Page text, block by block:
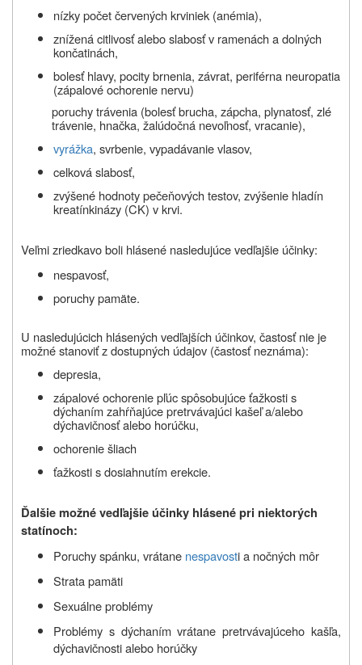
nízky počet červených krviniek (anémia),
znížená citlivosť alebo slabosť v ramenách a dolných
končatinách,
bolesť hlavy, pocity brnenia, závrat, periférna neuropatia
(zápalové ochorenie nervu)
poruchy trávenia (bolesť brucha, zápcha, plynatosť, zlé
trávenie, hnačka, žalúdočná nevoľnosť, vracanie),
vyrážka, svrbenie, vypadávanie vlasov,
celková slabosť,
zvýšené hodnoty pečeňových testov, zvýšenie hladín
kreatínkinázy (CK) v krvi.
Veľmi zriedkavo boli hlásené nasledujúce vedľajšie účinky:
nespavosť,
poruchy pamäte.
U nasledujúcich hlásených vedľajších účinkov, častosť nie je
možné stanoviť z dostupných údajov (častosť neznáma):
depresia,
zápalové ochorenie pľúc spôsobujúce ťažkosti s
dýchaním zahŕňajúce pretrvávajúci kašeľ a/alebo
dýchavičnosť alebo horúčku,
ochorenie šliach
ťažkosti s dosiahnutím erekcie.
Ďalšie možné vedľajšie účinky hlásené pri niektorých
statínoch:
Poruchy spánku, vrátane nespavosti a nočných môr
Strata pamäti
Sexuálne problémy
Problémy s dýchaním vrátane pretrvávajúceho kašľa,
dýchavičnosti alebo horúčky